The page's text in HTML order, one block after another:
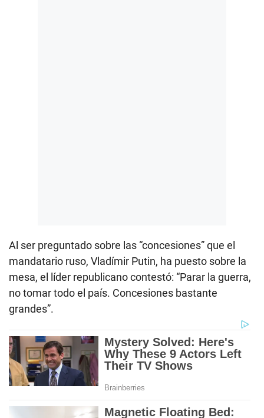
Al ser preguntado sobre las “concesiones” que el
mandatario ruso, Vladímir Putin, ha puesto sobre la
mesa, el líder republicano contestó: “Parar la guerra,
no tomar todo el país. Concesiones bastante
grandes”.